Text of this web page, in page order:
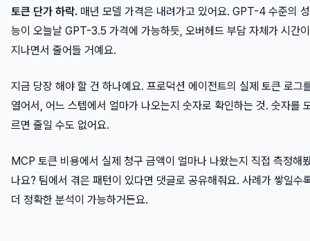
토큰 단가 하락. 매년 모델 가격은 내려가고 있어요. GPT-4 수준의 성
능이 오늘날 GPT-3.5 가격에 가능하듯, 오버헤드 부담 자체가 시간이
지나면서 줄어들 거예요.
지금 당장 해야 할 건 하나예요. 프로덕션 에이전트의 실제 토큰 로그
열어서, 어느 스텝에서 얼마가 나오는지 숫자로 확인하는 것. 숫자를
르면 줄일 수도 없어요.
MCP 토큰 비용에서 실제 청구 금액이 얼마나 나왔는지 직접 측정해
나요? 팀에서 겪은 패턴이 있다면 댓글로 공유해줘요. 사례가 쌓일수
더 정확한 분석이 가능하거든요.